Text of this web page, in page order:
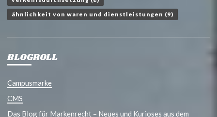
ähnlichkeit von waren und dienstleistungen (9)
BLOGROLL
Campusmarke
CMS
Das Blog für Markenrecht – Neues und Kurioses aus dem